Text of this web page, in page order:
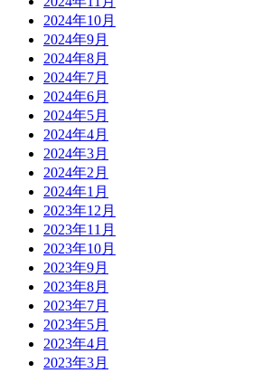
2024年10月
2024年9月
2024年8月
2024年7月
2024年6月
2024年5月
2024年4月
2024年3月
2024年2月
2024年1月
2023年12月
2023年11月
2023年10月
2023年9月
2023年8月
2023年7月
2023年5月
2023年4月
2023年3月